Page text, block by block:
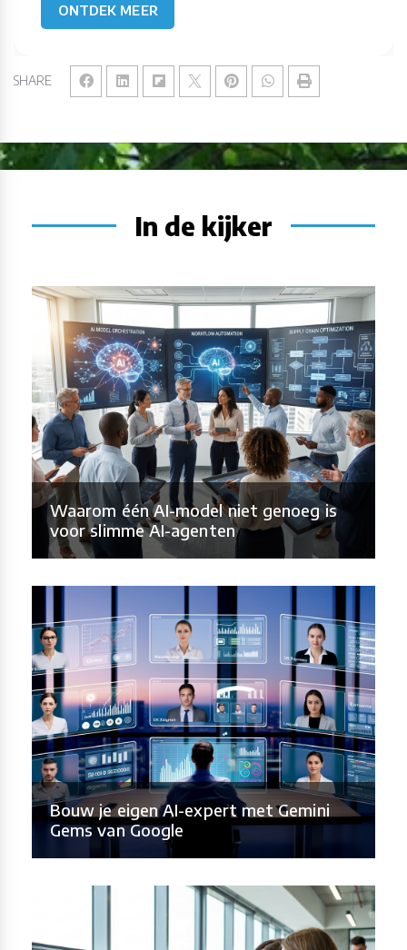
SHARE
ONTDEK MEER
In de kijker
Waarom één AI-model niet genoeg is
voor slimme AI-agenten
Bouw je eigen AI-expert met Gemini
Gems van Google